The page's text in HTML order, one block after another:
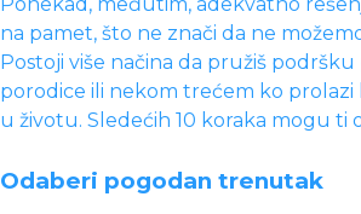
na pamet, što ne znači da ne
Postoji više načina da pružiš
porodice ili nekom trećem ko prolazi
u životu. Sledećih 10 koraka mogu ti
Odaberi pogodan trenutak